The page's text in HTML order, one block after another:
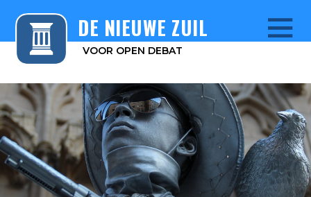
DE NIEUWE ZUIL
VOOR OPEN DEBAT